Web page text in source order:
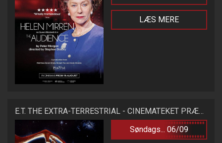
LÆS MERE
E.T. THE EXTRA-TERRESTRIAL - CINEMATEKET PRÆSENTERER
Søndags... 06/09